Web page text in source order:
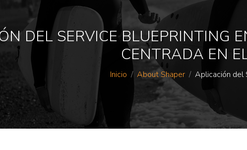
DEL SERVICE BLUEPRINTING
CENTRADA EN
Estás aquí:
Inicio About Shaper Aplicación del